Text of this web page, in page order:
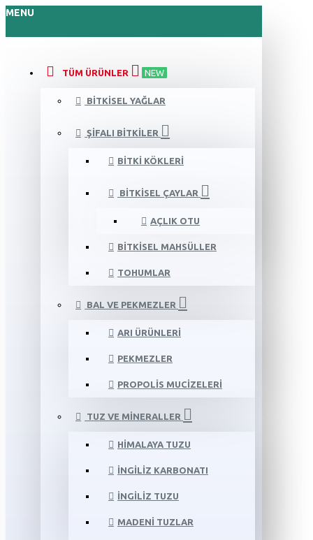
MENU
TÜM ÜRÜNLER NEW
BITKISEL YAĞLAR
ŞIFALI BITKILER
BITKI KÖKLERI
BITKISEL ÇAYLAR
AÇLIK OTU
BITKISEL MAHSÜLLER
TOHUMLAR
BAL VE PEKMEZLER
ARI ÜRÜNLERI
PEKMEZLER
PROPOLIS MUCIZELERI
TUZ VE MINERALLER
HIMALAYA TUZU
İNGILIZ KARBONATI
İNGILIZ TUZU
MADENI TUZLAR